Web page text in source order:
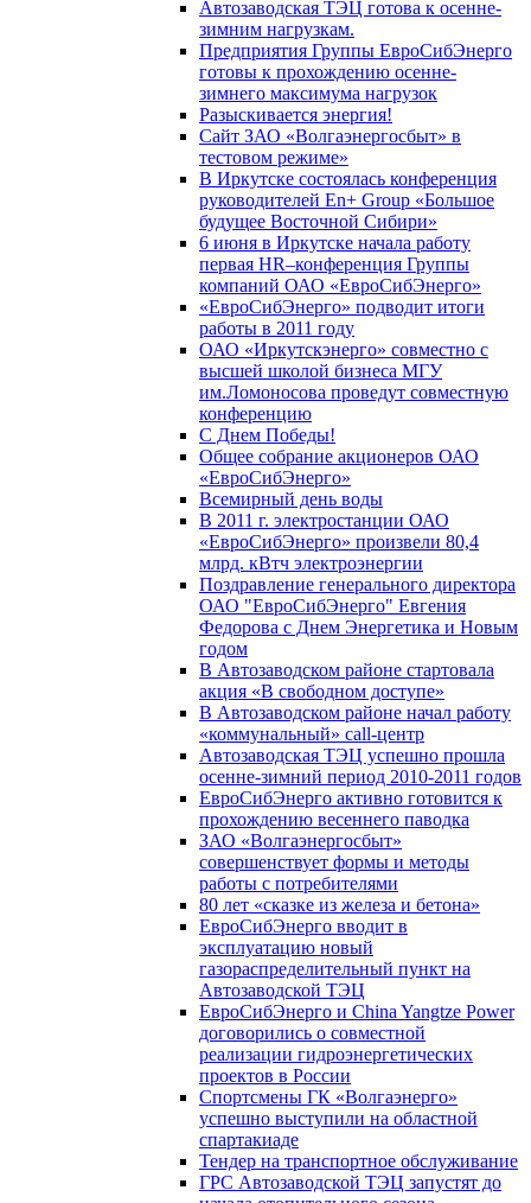
Автозаводская ТЭЦ готова к осенне-
зимним нагрузкам.
Предприятия Группы ЕвроСибЭнерго
готовы к прохождению осенне-
зимнего максимума нагрузок
Разыскивается энергия!
Сайт ЗАО «Волгаэнергосбыт» в
тестовом режиме»
В Иркутске состоялась конференция
руководителей En+ Group «Большое
будущее Восточной Сибири»
6 июня в Иркутске начала работу
первая HR–конференция Группы
компаний ОАО «ЕвроСибЭнерго»
«ЕвроСибЭнерго» подводит итоги
работы в 2011 году
ОАО «Иркутскэнерго» совместно с
высшей школой бизнеса МГУ
им.Ломоносова проведут совместную
конференцию
С Днем Победы!
Общее собрание акционеров ОАО
«ЕвроСибЭнерго»
Всемирный день воды
В 2011 г. электростанции ОАО
«ЕвроСибЭнерго» произвели 80,4
млрд. кВтч электроэнергии
Поздравление генерального директора
ОАО "ЕвроСибЭнерго" Евгения
Федорова с Днем Энергетика и Новым
годом
В Автозаводском районе стартовала
акция «В свободном доступе»
В Автозаводском районе начал работу
«коммунальный» call-центр
Автозаводская ТЭЦ успешно прошла
осенне-зимний период 2010-2011 годов
ЕвроСибЭнерго активно готовится к
прохождению весеннего паводка
ЗАО «Волгаэнергосбыт»
совершенствует формы и методы
работы с потребителями
80 лет «сказке из железа и бетона»
ЕвроСибЭнерго вводит в
эксплуатацию новый
газораспределительный пункт на
Автозаводской ТЭЦ
ЕвроСибЭнерго и China Yangtze Power
договорились о совместной
реализации гидроэнергетических
проектов в России
Спортсмены ГК «Волгаэнерго»
успешно выступили на областной
спартакиаде
Тендер на транспортное обслуживание
ГРС Автозаводской ТЭЦ запустят до